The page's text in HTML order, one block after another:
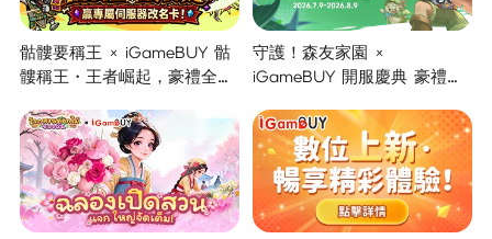
骷髏要稱王 × iGameBUY 骷
髏稱王・王者崛起，豪禮全面
守護！森友家園 ×
iGameBUY 開服慶典 豪禮集